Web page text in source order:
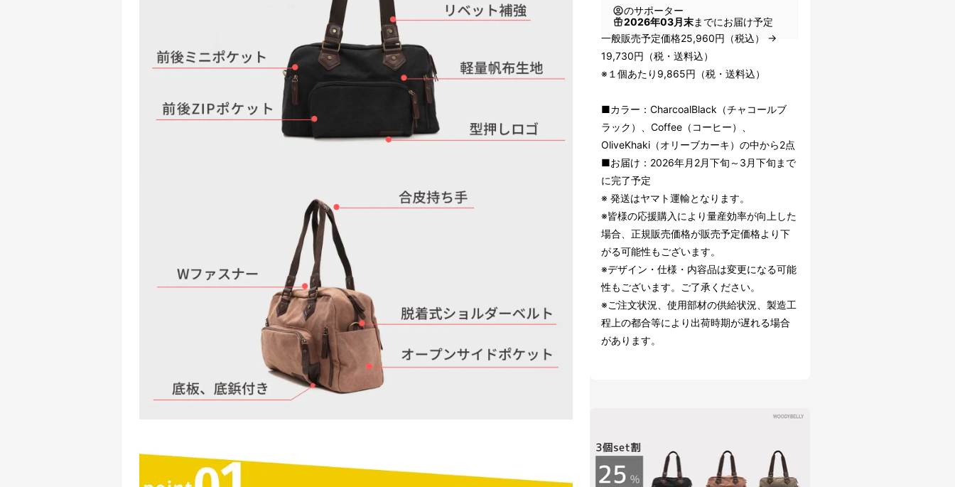
のサポーター
2026年03月末までにお届け予定
一般販売予定価格25,960円（税込） →
19,730円（税・送料込）
※１個あたり9,865円（税・送料込）
■カラー：CharcoalBlack（チャコールブ
ラック）、Coffee（コーヒー）、
OliveKhaki（オリーブカーキ）の中から2点
■お届け：2026年月2月下旬～3月下旬まで
に完了予定
※ 発送はヤマト運輸となります。
※皆様の応援購入により量産効率が向上した
場合、正規販売価格が販売予定価格より下
がる可能性もございます。
※デザイン・仕様・内容品は変更になる可能
性もございます。ご了承ください。
※ご注文状況、使用部材の供給状況、製造工
程上の都合等により出荷時期が遅れる場合
があります。